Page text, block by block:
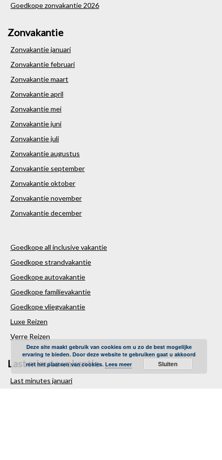
Goedkope zonvakantie 2026
Zonvakantie
Zonvakantie januari
Zonvakantie februari
Zonvakantie maart
Zonvakantie april
Zonvakantie mei
Zonvakantie juni
Zonvakantie juli
Zonvakantie augustus
Zonvakantie september
Zonvakantie oktober
Zonvakantie november
Zonvakantie december
Goedkope all inclusive vakantie
Goedkope strandvakantie
Goedkope autovakantie
Goedkope familievakantie
Goedkope vliegvakantie
Luxe Reizen
Verre Reizen
Last minute vakantie
Last minutes januari
Deze site maakt gebruik van cookies om u zo de best mogelijke
ervaring te bieden. Door deze website te gebruiken gaat u akkoord
met het plaatsen van cookies. Lees meer Sluiten